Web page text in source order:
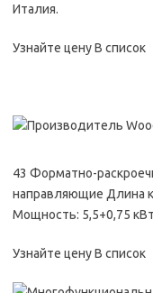
Италия.
Узнайте цену В список
43 Форматно-
направляющие Длина
Мощность: 5,5+0,75
Узнайте цену В список